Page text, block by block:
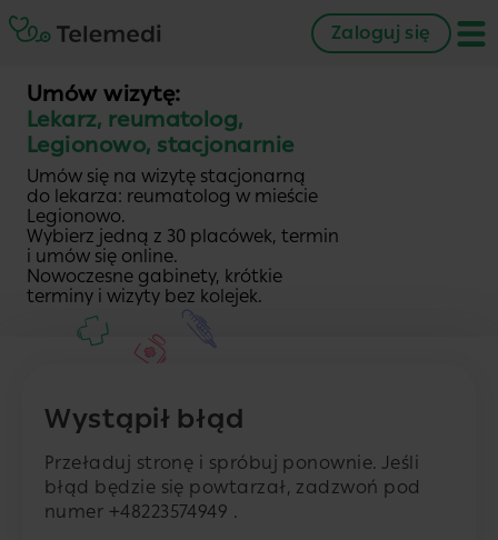
Zaloguj się
Umów wizytę:
Lekarz, reumatolog,
Legionowo, stacjonarnie
Umów się na wizytę stacjonarną
do lekarza: reumatolog w mieście
Legionowo.
Wybierz jedną z 30 placówek, termin
i umów się online.
Nowoczesne gabinety, krótkie
terminy i wizyty bez kolejek.
Wystąpił błąd
Przeładuj stronę i spróbuj ponownie. Jeśli
błąd będzie się powtarzał, zadzwoń pod
numer +48223574949 .